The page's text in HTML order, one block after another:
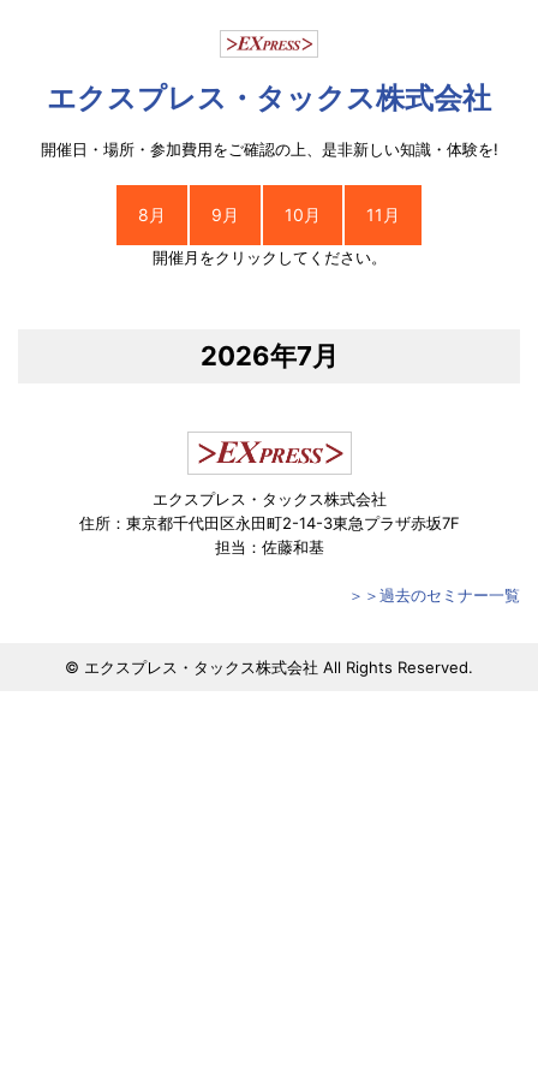
エクスプレス・タックス株式会社
開催日・場所・参加費用をご確認の上、是非新しい知識・体験を!
8月 9月 10月 11月
開催月をクリックしてください。
2026年7月
エクスプレス・タックス株式会社
住所：東京都千代田区永田町2-14-3東急プラザ赤坂7F
担当：佐藤和基
＞＞過去のセミナー一覧
© エクスプレス・タックス株式会社 All Rights Reserved.